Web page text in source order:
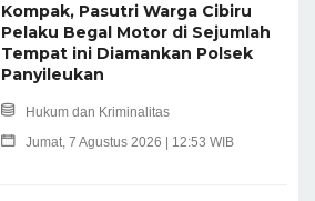
Kompak, Pasutri Warga Cibiru
Pelaku Begal Motor di Sejumlah
Tempat ini Diamankan Polsek
Panyileukan
Hukum dan Kriminalitas
Jumat, 7 Agustus 2026 | 12:53 WIB